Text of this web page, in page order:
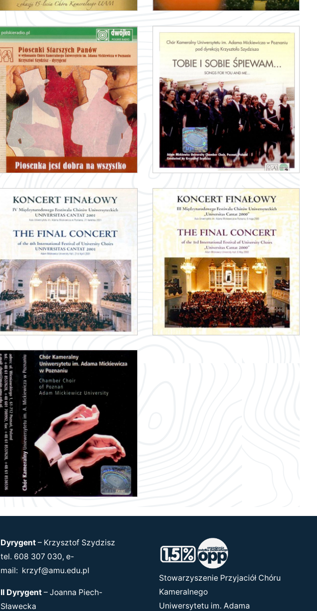
Dyrygent– Krzysztof Szydzisz
tel. 608 307 030, e-
mail: krzyf@amu.edu.pl
II Dyrygent – Joanna Piech-
Sławecka
Stowarzyszenie Przyjaciół Chóru
Kameralnego
Uniwersytetu im. Adama